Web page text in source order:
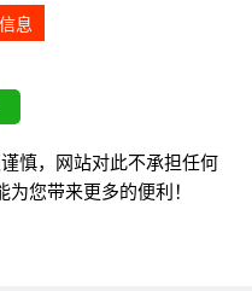
息
慎，网站对此不承担任何
您带来更多的便利！